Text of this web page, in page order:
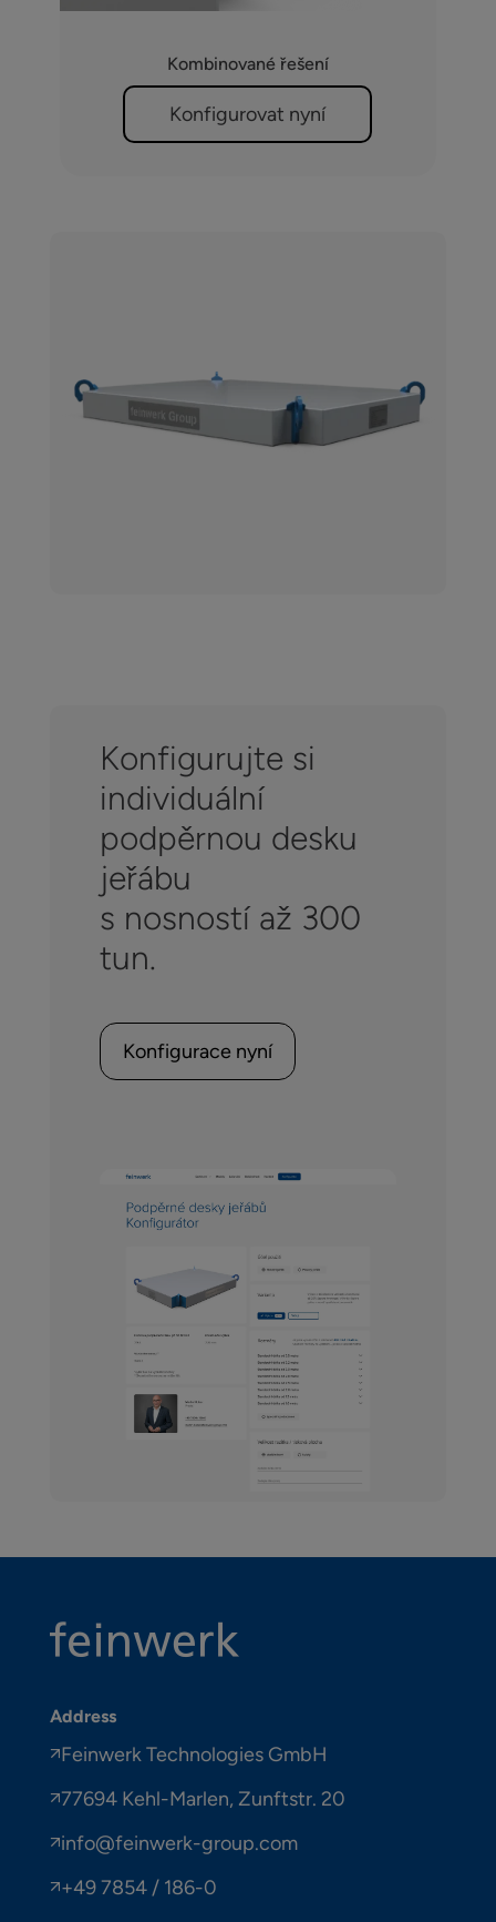
Kombinované řešení
Konfigurovat nyní
Konfigurujte si
individuální
podpěrnou desku
jeřábu
s nosností až 300
tun.
Konfigurace nyní
Address
Feinwerk Technologies GmbH
77694 Kehl-Marlen, Zunftstr. 20
info@feinwerk-group.com
+49 7854 / 186-0